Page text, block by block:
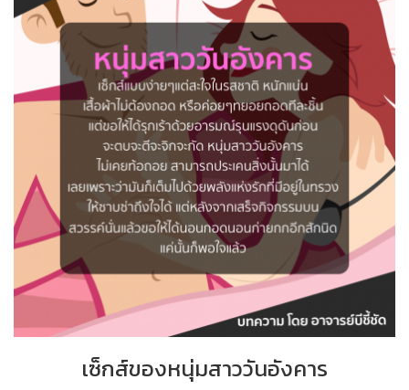
เซ็กส์ของหนุ่มสาววันอังคาร